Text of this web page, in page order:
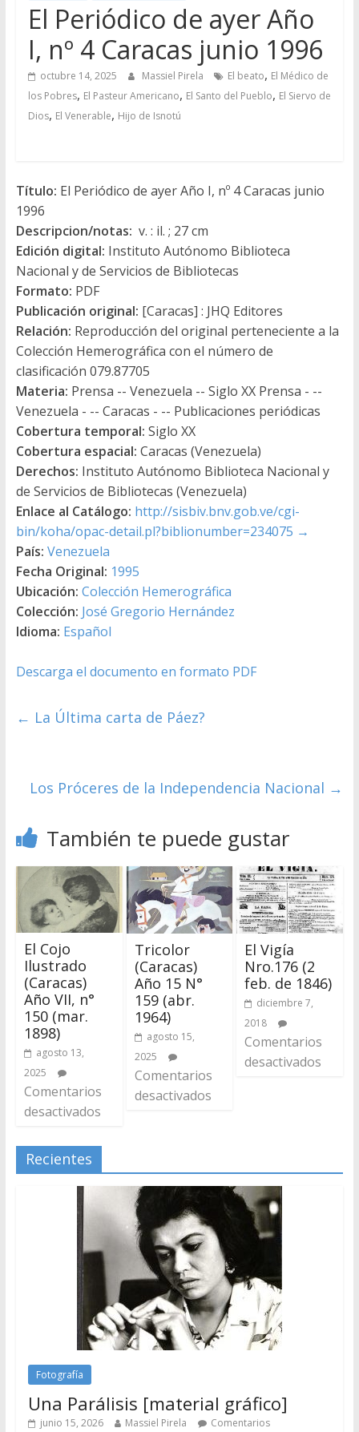
El Periódico de ayer Año
I, nº 4 Caracas junio 1996
octubre 14, 2025 Massiel Pirela El beato, El Médico de
los Pobres, El Pasteur Americano, El Santo del Pueblo, El Siervo de
Dios, El Venerable, Hijo de Isnotú
Título: El Periódico de ayer Año I, nº 4 Caracas junio
1996
Descripcion/notas: v. : il. ; 27 cm
Edición digital: Instituto Autónomo Biblioteca
Nacional y de Servicios de Bibliotecas
Formato: PDF
Publicación original: [Caracas] : JHQ Editores
Relación: Reproducción del original perteneciente a la
Colección Hemerográfica con el número de
clasificación 079.87705
Materia: Prensa -- Venezuela -- Siglo XX Prensa - --
Venezuela - -- Caracas - -- Publicaciones periódicas
Cobertura temporal: Siglo XX
Cobertura espacial: Caracas (Venezuela)
Derechos: Instituto Autónomo Biblioteca Nacional y
de Servicios de Bibliotecas (Venezuela)
Enlace al Catálogo: http://sisbiv.bnv.gob.ve/cgi-
bin/koha/opac-detail.pl?biblionumber=234075 →
País: Venezuela
Fecha Original: 1995
Ubicación: Colección Hemerográfica
Colección: José Gregorio Hernández
Idioma: Español
Descarga el documento en formato PDF
← La Última carta de Páez?
Los Próceres de la Independencia Nacional →
También te puede gustar
El Cojo
Ilustrado
(Caracas)
Año VII, n°
150 (mar.
1898)
agosto 13,
2025
Comentarios
desactivados
Tricolor
(Caracas)
Año 15 N°
159 (abr.
1964)
agosto 15,
2025
Comentarios
desactivados
El Vigía
Nro.176 (2
feb. de 1846)
diciembre 7,
2018
Comentarios
desactivados
Recientes
Fotografía
Una Parálisis [material gráfico]
junio 15, 2026 Massiel Pirela Comentarios